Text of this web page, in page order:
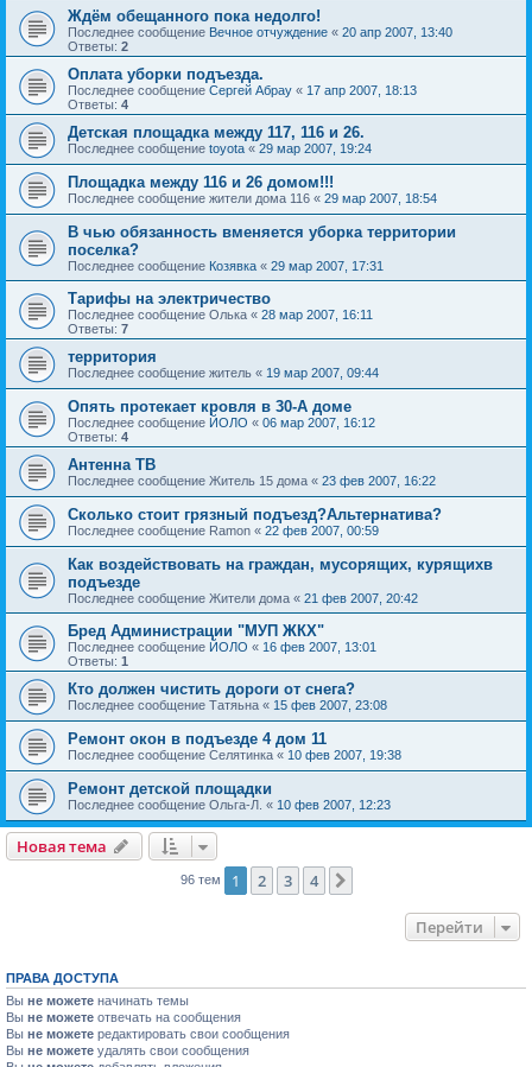
Ждём обещанного пока недолго!
Последнее сообщение Вечное отчуждение « 20 апр 2007, 13:40
Ответы: 2
Оплата уборки подъезда.
Последнее сообщение Сергей Абрау « 17 апр 2007, 18:13
Ответы: 4
Детская площадка между 117, 116 и 26.
Последнее сообщение toyota « 29 мар 2007, 19:24
Площадка между 116 и 26 домом!!!
Последнее сообщение жители дома 116 « 29 мар 2007, 18:54
В чью обязанность вменяется уборка территории
поселка?
Последнее сообщение Козявка « 29 мар 2007, 17:31
Тарифы на электричество
Последнее сообщение Oлькa « 28 мар 2007, 16:11
Ответы: 7
территория
Последнее сообщение житель « 19 мар 2007, 09:44
Опять протекает кровля в 30-А доме
Последнее сообщение ЙОЛО « 06 мар 2007, 16:12
Ответы: 4
Антенна ТВ
Последнее сообщение Житель 15 дома « 23 фев 2007, 16:22
Сколько стоит грязный подъезд?Альтернатива?
Последнее сообщение Ramon « 22 фев 2007, 00:59
Как воздействовать на граждан, мусорящих, курящихв
подъезде
Последнее сообщение Жители дома « 21 фев 2007, 20:42
Бред Администрации "МУП ЖКХ"
Последнее сообщение ЙОЛО « 16 фев 2007, 13:01
Ответы: 1
Кто должен чистить дороги от снега?
Последнее сообщение Татяьна « 15 фев 2007, 23:08
Ремонт окон в подъезде 4 дом 11
Последнее сообщение Селятинка « 10 фев 2007, 19:38
Ремонт детской площадки
Последнее сообщение Ольга-Л. « 10 фев 2007, 12:23
Новая тема
96 тем 1 2 3 4
Перейти
ПРАВА ДОСТУПА
Вы не можете начинать темы
Вы не можете отвечать на сообщения
Вы не можете редактировать свои сообщения
Вы не можете удалять свои сообщения